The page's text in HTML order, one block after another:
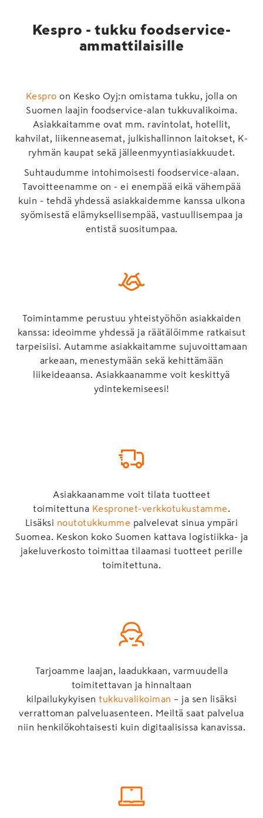
Kespro - tukku foodservice-
ammattilaisille
Kespro on Kesko Oyj:n omistama tukku, jolla on
Suomen laajin foodservice-alan tukkuvalikoima.
Asiakkaitamme ovat mm. ravintolat, hotellit,
kahvilat, liikenneasemat, julkishallinnon laitokset, K-
ryhmän kaupat sekä jälleenmyyntiasiakkuudet.
Suhtaudumme intohimoisesti foodservice-alaan.
Tavoitteenamme on - ei enempää eikä vähempää
kuin - tehdä yhdessä asiakkaidemme kanssa ulkona
syömisestä elämyksellisempää, vastuullisempaa ja
entistä suositumpaa.
Toimintamme perustuu yhteistyöhön asiakkaiden
kanssa: ideoimme yhdessä ja räätälöimme ratkaisut
tarpeisiisi. Autamme asiakkaitamme sujuvoittamaan
arkeaan, menestymään sekä kehittämään
liikeideaansa. Asiakkaanamme voit keskittyä
ydintekemiseesi!
Asiakkaanamme voit tilata tuotteet
toimitettuna Kespronet-verkkotukustamme
Lisäksi noutotukkumme palvelevat sinua ympäri
Suomea. Keskon koko Suomen kattava logistiikka- ja
jakeluverkosto toimittaa tilaamasi tuotteet perille
toimitettuna.
Tarjoamme laajan, laadukkaan, varmuudella
toimitettavan ja hinnaltaan
kilpailukykyisentukkuvalikoiman – ja sen lisäksi
verrattoman palveluasenteen. Meiltä saat palvelua
niin henkilökohtaisesti kuin digitaalisissa kanavissa.